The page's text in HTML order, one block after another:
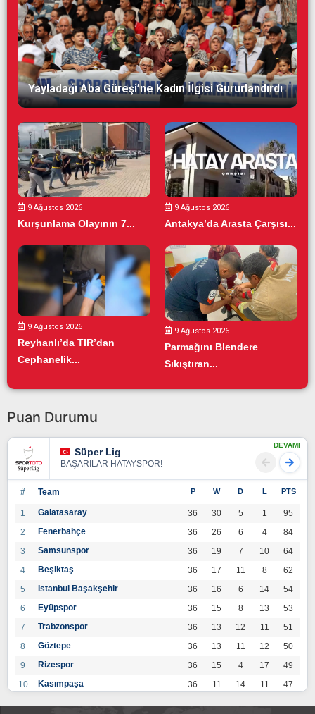
Yayladağı Aba Güreşi’ne Kadın İlgisi Gururlandırdı
9 Ağustos 2026
Kurşunlama Olayının 7...
9 Ağustos 2026
Antakya’da Arasta Çarşısı...
9 Ağustos 2026
Reyhanlı’da TIR’dan
Cephanelik...
9 Ağustos 2026
Parmağını Blendere
Sıkıştıran...
Puan Durumu
Süper Lig
BAŞARILAR HATAYSPOR!
DEVAMI
# Team P W D L PTS
1 Galatasaray 36 30 5 1
95
2
Fenerbahçe 36 26 6 4
84
3
Samsunspor 36 19 7 10
64
4
Beşiktaş 36 17 11 8
62
5
İstanbul Başakşehir 36 16 6 14
54
6
Eyüpspor 36 15 8 13
53
7
Trabzonspor 36 13 12 11
51
8
Göztepe 36 13 11 12
50
9
Rizespor 36 15 4 17
49
10
Kasımpaşa 36 11 14 11
47